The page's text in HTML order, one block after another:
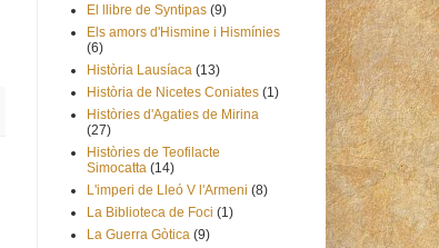
El llibre de Syntipas (9)
Els amors d'Hismine i Hismínies
(6)
Història Lausíaca (13)
Història de Nicetes Coniates (1)
Històries d'Agaties de Mirina
(27)
Històries de Teofilacte
Simocatta (14)
L'imperi de Lleó V l'Armeni (8)
La Biblioteca de Foci (1)
La Guerra Gòtica (9)